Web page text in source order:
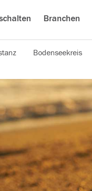
Branchen
Bodenseekreis